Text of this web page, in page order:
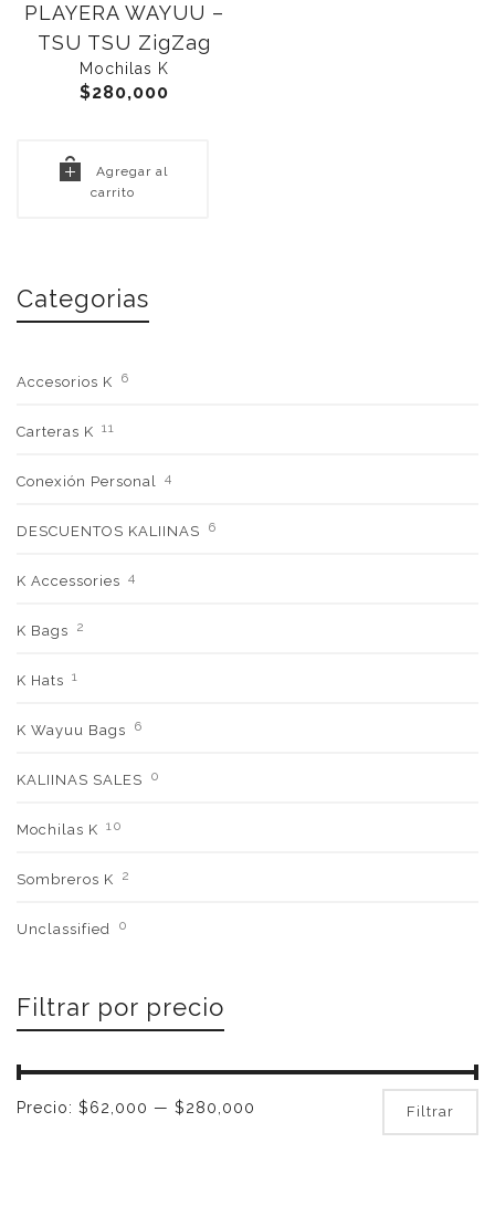
PLAYERA WAYUU –
TSU TSU ZigZag
Mochilas K
$280,000
Agregar al
carrito
Categorias
Accesorios K 6
Carteras K 11
Conexión Personal 4
DESCUENTOS KALIINAS 6
K Accessories 4
K Bags 2
K Hats 1
K Wayuu Bags 6
KALIINAS SALES 0
Mochilas K 10
Sombreros K 2
Unclassified 0
Filtrar por precio
Filtrar
Precio: $62,000 — $280,000